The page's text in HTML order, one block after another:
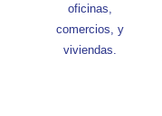
oficinas,
comercios, y
viviendas.